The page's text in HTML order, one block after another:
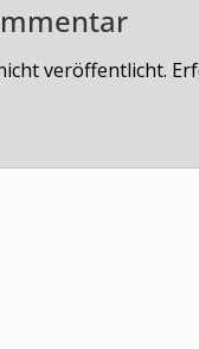
veröffentlicht.